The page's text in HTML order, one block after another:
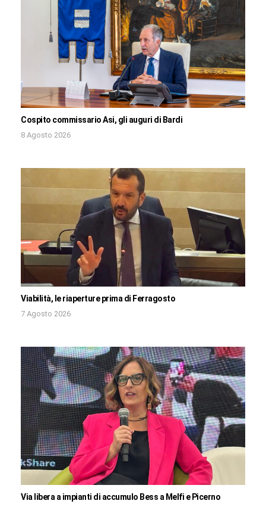
Cospito commissario Asi, gli auguri di Bardi
8 Agosto 2026
Viabilità, le riaperture prima di Ferragosto
7 Agosto 2026
Via libera a impianti di accumulo Bess a Melfi e Picerno